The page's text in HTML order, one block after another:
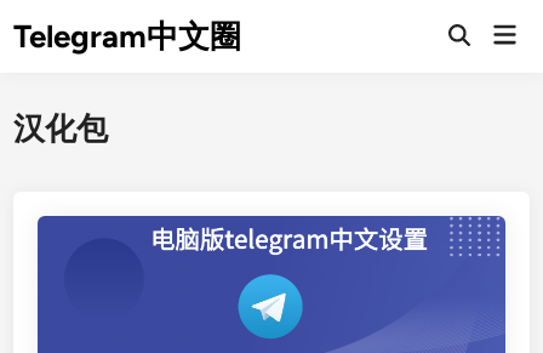
Telegram中文圈
Open
汉化包